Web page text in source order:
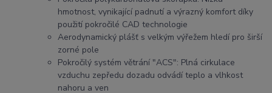
hmotnost, vynikající padnutí a výrazný komfort díky
použití pokročilé CAD technologie
Aerodynamický plášť s velkým výřežem hledí pro širší
zorné pole
Pokročilý systém větrání "ACS": Plná cirkulace
vzduchu zepředu dozadu odvádí teplo a vlhkost
nahoru a ven